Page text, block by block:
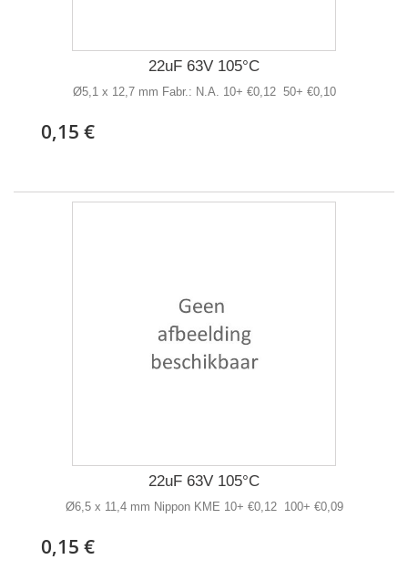
22uF 63V 105°C
Ø5,1 x 12,7 mm Fabr.: N.A. 10+ €0,12 50+ €0,10
0,15 €
22uF 63V 105°C
Ø6,5 x 11,4 mm Nippon KME 10+ €0,12 100+ €0,09
0,15 €